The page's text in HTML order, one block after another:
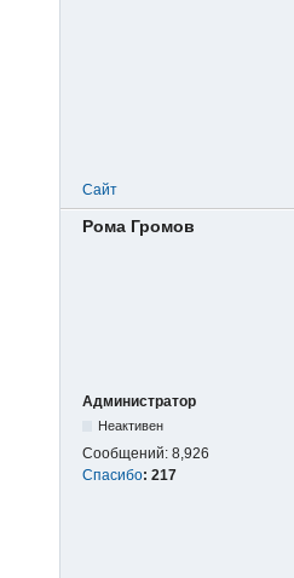
Сайт
Рома Громов
Администратор
Неактивен
Сообщений: 8,926
Спасибо: 217